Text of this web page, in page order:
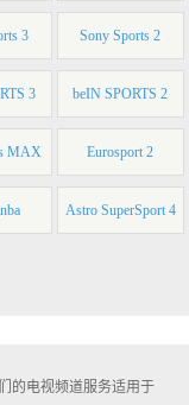
3 Sony Sports 2
3 beIN SPORTS 2
MAX Eurosport 2
Astro SuperSport 4
的电视频道服务适用于